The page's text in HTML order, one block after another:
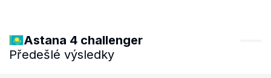
Astana 4 challenger
Předešlé výsledky